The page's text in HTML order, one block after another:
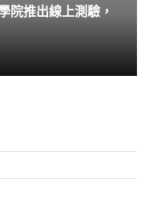
院推出線上測驗，